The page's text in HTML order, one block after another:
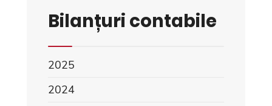
Bilanțuri contabile
2025
2024